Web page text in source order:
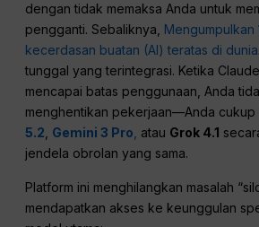
dengan tidak memaksa Anda untuk
pengganti. Sebaliknya, Mengumpulkan
kecerdasan buatan (AI) teratas di dunia.
tunggal yang terintegrasi. Ketika
mencapai batas penggunaan, Anda
menghentikan pekerjaan—Anda cukup
5.2, Gemini 3 Pro, atau Grok 4.1
jendela obrolan yang sama.
Platform ini menghilangkan masalah
mendapatkan akses ke keunggulan